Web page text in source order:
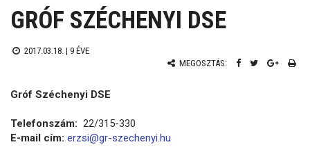
GRÓF SZÉCHENYI DSE
2017.03.18. | 9 ÉVE
MEGOSZTÁS:
Gróf Széchenyi DSE
Telefonszám: 22/315-330
E-mail cím: erzsi@gr-szechenyi.hu